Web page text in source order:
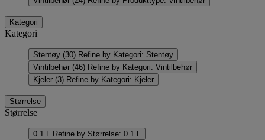
Kategori
Kategori
Stentøy (30) Refine by Kategori: Stentøy
Vintilbehør (46) Refine by Kategori: Vintilbehør
Kjeler (3) Refine by Kategori: Kjeler
Størrelse
Størrelse
0.1 L
Refine by Størrelse: 0.1 L